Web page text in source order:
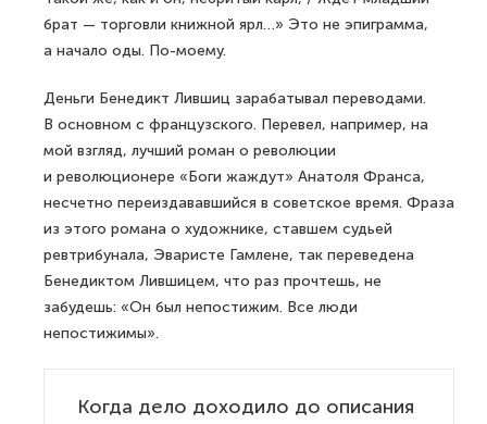
брат — торговли книжной ярл…» Это не эпиграмма,
а начало оды. По-моему.
Деньги Бенедикт Лившиц зарабатывал переводами.
В основном с французского. Перевел, например, на
мой взгляд, лучший роман о революции
и революционере «Боги жаждут» Анатоля Франса,
несчетно переиздававшийся в советское время. Фраза
из этого романа о художнике, ставшем судьей
ревтрибунала, Эваристе Гамлене, так переведена
Бенедиктом Лившицем, что раз прочтешь, не
забудешь: «Он был непостижим. Все люди
непостижимы».
Когда дело доходило до описания